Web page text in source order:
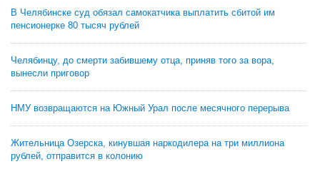
В Челябинске суд обязал самокатчика выплатить сбитой им
пенсионерке 80 тысяч рублей
Челябинцу, до смерти забившему отца, приняв того за вора,
вынесли приговор
НМУ возвращаются на Южный Урал после месячного перерыва
Жительница Озерска, кинувшая наркодилера на три миллиона
рублей, отправится в колонию